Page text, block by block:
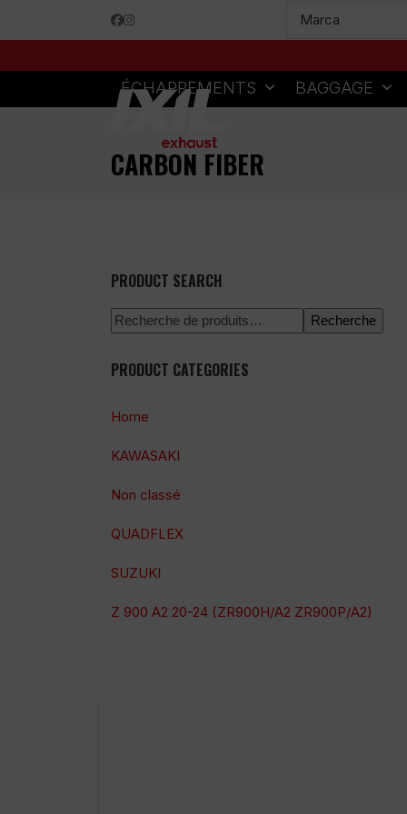
Facebook
Instagram
ÉCHAPPEMENTS BAGGAGE
CARBON FIBER
PRODUCT SEARCH
Recherche
PRODUCT CATEGORIES
Home
KAWASAKI
Non classé
QUADFLEX
SUZUKI
Z 900 A2 20-24 (ZR900H/A2 ZR900P/A2)